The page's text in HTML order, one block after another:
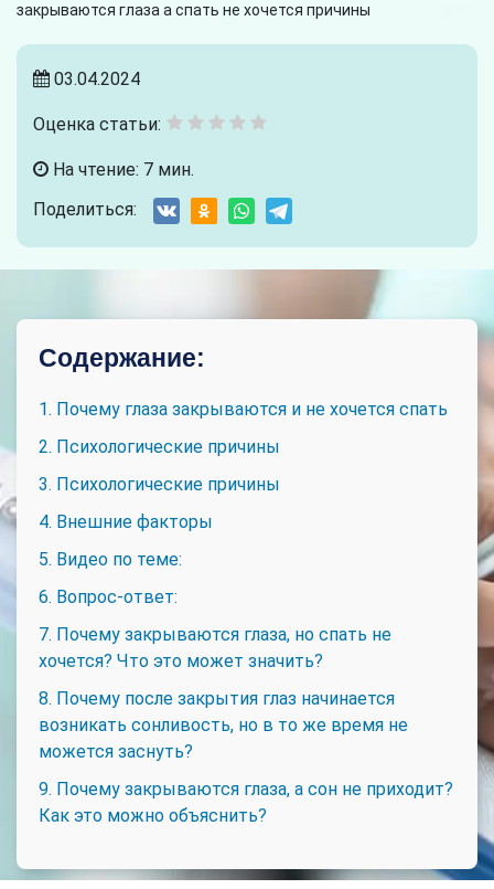
закрываются глаза а спать не хочется причины
03.04.2024
Оценка статьи:
На чтение: 7 мин.
Поделиться:
Содержание:
1. Почему глаза закрываются и не хочется спать
2. Психологические причины
3. Психологические причины
4. Внешние факторы
5. Видео по теме:
6. Вопрос-ответ:
7. Почему закрываются глаза, но спать не
хочется? Что это может значить?
8. Почему после закрытия глаз начинается
возникать сонливость, но в то же время не
можется заснуть?
9. Почему закрываются глаза, а сон не приходит?
Как это можно объяснить?